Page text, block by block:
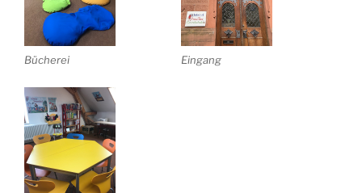
Bücherei Eingang